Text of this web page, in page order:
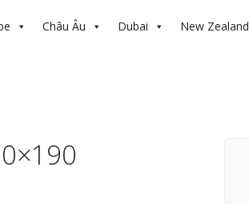
Châu Âu Dubai New Zealand